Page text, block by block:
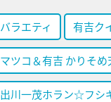
バラエティ 有吉ク
マツコ＆有吉 かりそめ
出川一茂ホラン☆フシ